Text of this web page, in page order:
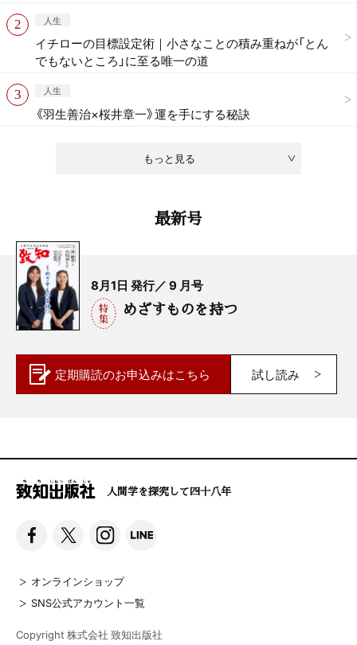
もっと見る
人生
イチローの目標設定術｜小さなことの積み重ねが「とん
でもないところ」に至る唯一の道
人生
《羽生善治×桜井章一》運を手にする秘訣
最新号
8月1日 発行／ 9 月号
めざすものを持つ
定期購読のお申込みはこちら 試し読み
人間学を探究して四十八年
オンラインショップ
SNS公式アカウント一覧
Copyright 株式会社 致知出版社